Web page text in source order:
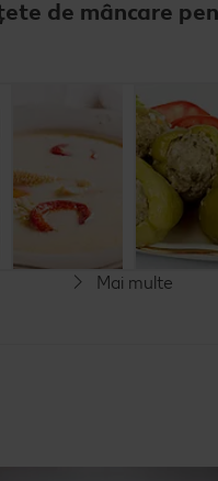
de mâncare
carbonara
Cel mult 30 minute
Rafinat
Ciorbă de
burtă
Cel mult 60
Mai multe